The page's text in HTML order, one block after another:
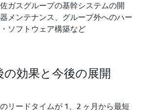
ガスグループの基幹システムの開
メンテナンス、グループ外へのハー
ソフトウェア構築など
の効果と今後の展開
リードタイムが 1、2 ヶ月から最短